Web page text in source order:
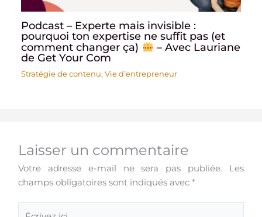
Podcast – Experte mais invisible :
pourquoi ton expertise ne suffit pas (et
comment changer ça)
– Avec Lauriane
de Get Your Com
Stratégie de contenu,Vie d’entrepreneur
Laisser un commentaire
Votre adresse e-mail ne sera pas publiée.
Les
champs obligatoires sont indiqués avec*